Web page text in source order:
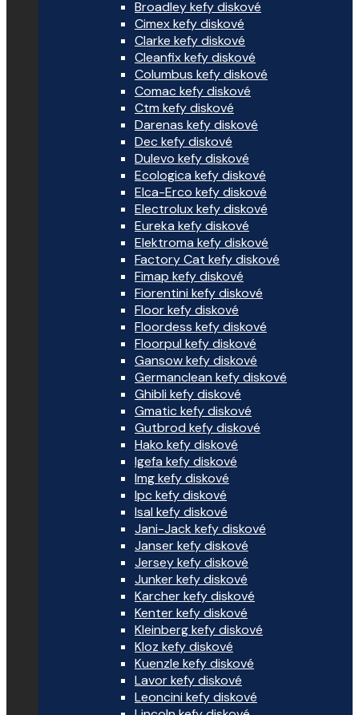
Broadley kefy diskové
Cimex kefy diskové
Clarke kefy diskové
Cleanfix kefy diskové
Columbus kefy diskové
Comac kefy diskové
Ctm kefy diskové
Darenas kefy diskové
Dec kefy diskové
Dulevo kefy diskové
Ecologica kefy diskové
Elca-Erco kefy diskové
Electrolux kefy diskové
Eureka kefy diskové
Elektroma kefy diskové
Factory Cat kefy diskové
Fimap kefy diskové
Fiorentini kefy diskové
Floor kefy diskové
Floordess kefy diskové
Floorpul kefy diskové
Gansow kefy diskové
Germanclean kefy diskové
Ghibli kefy diskové
Gmatic kefy diskové
Gutbrod kefy diskové
Hako kefy diskové
Igefa kefy diskové
Img kefy diskové
Ipc kefy diskové
Isal kefy diskové
Jani-Jack kefy diskové
Janser kefy diskové
Jersey kefy diskové
Junker kefy diskové
Karcher kefy diskové
Kenter kefy diskové
Kleinberg kefy diskové
Kloz kefy diskové
Kuenzle kefy diskové
Lavor kefy diskové
Leoncini kefy diskové